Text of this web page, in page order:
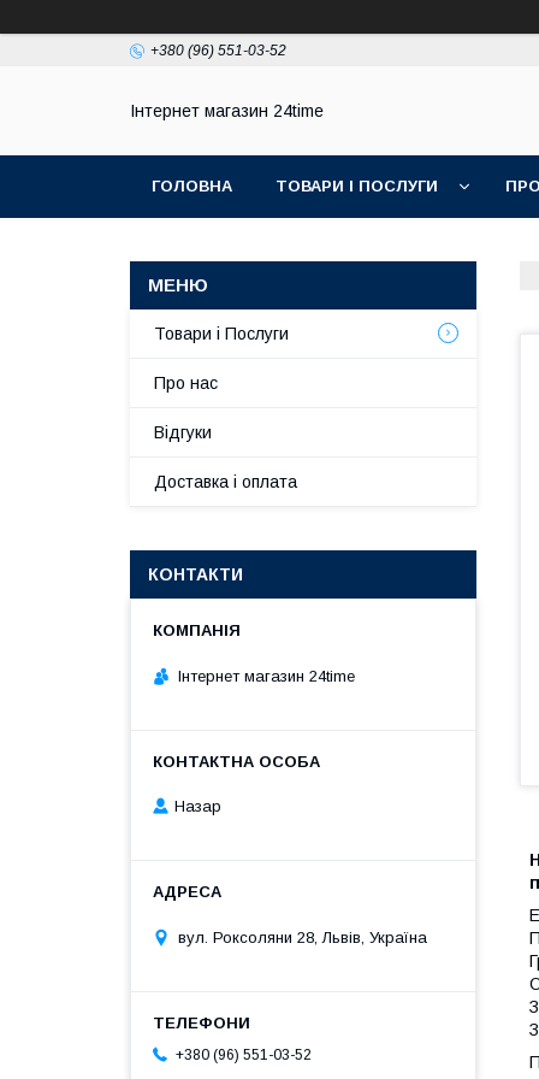
+380 (96) 551-03-52
Інтернет магазин 24time
ГОЛОВНА ТОВАРИ І ПОСЛУГИ
Товари і Послуги
Про нас
Відгуки
Доставка і оплата
КОНТАКТИ
Інтернет магазин 24time
Назар
вул. Роксоляни 28, Львів, Україна
+380 (96) 551-03-52